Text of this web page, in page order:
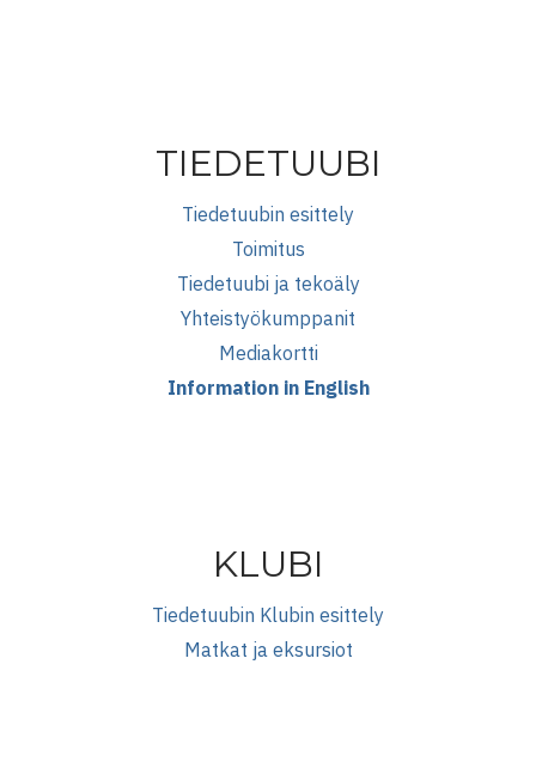
TIEDETUUBI
Tiedetuubin esittely
Toimitus
Tiedetuubi ja tekoäly
Yhteistyökumppanit
Mediakortti
Information in English
KLUBI
Tiedetuubin Klubin esittely
Matkat ja eksursiot